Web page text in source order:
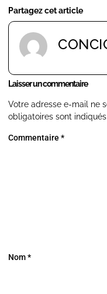
Partagez cet article
Laisser un commentaire
Votre adresse e-mail ne
obligatoires sont
Commentaire *
Nom*